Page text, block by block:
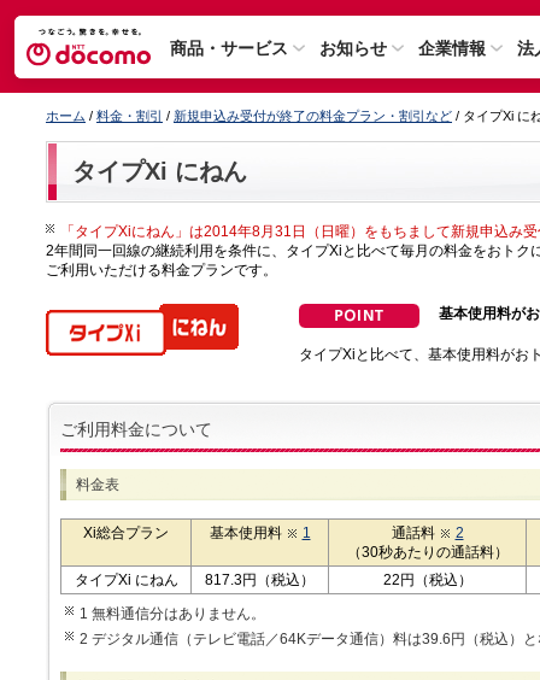
商品・サービス お知らせ 企業情報 法
ホーム / 料金・割引 / 新規申込み受付が終了の料金プラン・割引など / タイプXi に
タイプXi にねん
「タイプXiにねん」は2014年8月31日（日曜）をもちまして新規申込み
2年間同一回線の継続利用を条件に、タイプXiと比べて毎月の料金をおトク
ご利用いただける料金プランです。
基本使用料が
タイプXiと比べて、基本使用料がお
ご利用料金について
料金表
Xi総合プラン 基本使用料 1 通話料
2
（30秒あたりの通話料）
タイプXi にねん
817.3円（税込） 22円（税込）
1 無料通信分はありません。
2 デジタル通信（テレビ電話／64Kデータ通信）料は39.6円（税込）